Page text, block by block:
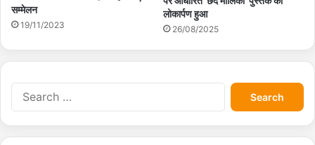
सम्मेलन
19/11/2023
लोकार्पण हुआ
26/08/2025
S
e
a
r